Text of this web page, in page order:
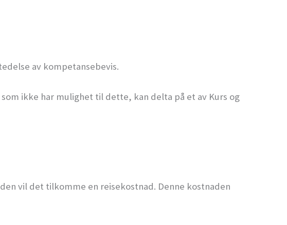
av kompetansebevis.
ikke har mulighet til dette, kan delta på et av Kurs og
vil det tilkomme en reisekostnad. Denne kostnaden